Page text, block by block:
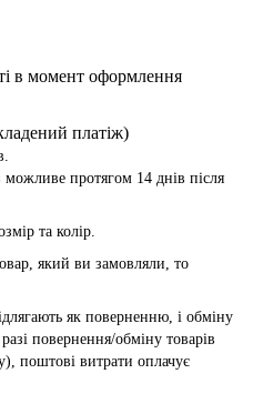
в момент оформлення
платіж)
можливе протягом 14 днів після
та колір.
який ви замовляли, то
як поверненню, і обміну
повернення/обміну товарів
поштові витрати оплачує